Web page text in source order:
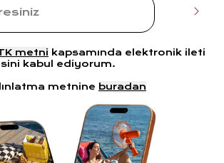
metni kapsamında elektronik ileti
kabul ediyorum.
metnine buradan